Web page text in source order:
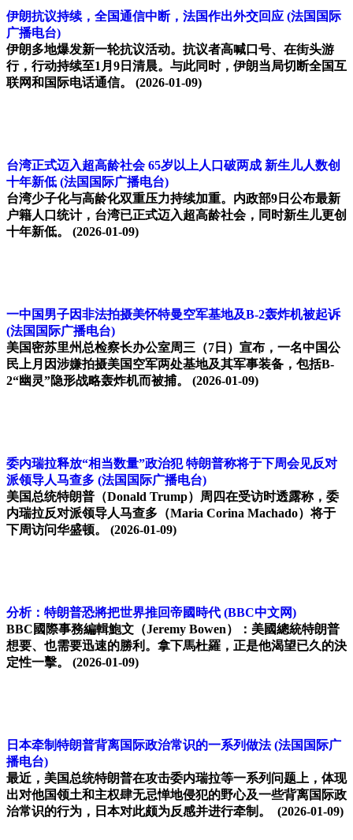
伊朗抗议持续，全国通信中断，法国作出外交回应 (法国国际
广播电台)
伊朗多地爆发新一轮抗议活动。抗议者高喊口号、在街头游
行，行动持续至1月9日清晨。与此同时，伊朗当局切断全国互
联网和国际电话通信。 (2026-01-09)
台湾正式迈入超高龄社会 65岁以上人口破两成 新生儿人数创
十年新低 (法国国际广播电台)
台湾少子化与高龄化双重压力持续加重。内政部9日公布最新
户籍人口统计，台湾已正式迈入超高龄社会，同时新生儿更创
十年新低。 (2026-01-09)
一中国男子因非法拍摄美怀特曼空军基地及B-2轰炸机被起诉
(法国国际广播电台)
美国密苏里州总检察长办公室周三（7日）宣布，一名中国公
民上月因涉嫌拍摄美国空军两处基地及其军事装备，包括B-
2“幽灵”隐形战略轰炸机而被捕。 (2026-01-09)
委内瑞拉释放“相当数量”政治犯 特朗普称将于下周会见反对
派领导人马查多 (法国国际广播电台)
美国总统特朗普（Donald Trump）周四在受访时透露称，委
内瑞拉反对派领导人马查多（Maria Corina Machado）将于
下周访问华盛顿。 (2026-01-09)
分析：特朗普恐將把世界推回帝國時代 (BBC中文网)
BBC國際事務編輯鮑文（Jeremy Bowen）：美國總統特朗普
想要、也需要迅速的勝利。拿下馬杜羅，正是他渴望已久的決
定性一擊。
(2026-01-09)
日本牵制特朗普背离国际政治常识的一系列做法 (法国国际广
播电台)
最近，美国总统特朗普在攻击委内瑞拉等一系列问题上，体现
出对他国领土和主权肆无忌惮地侵犯的野心及一些背离国际政
治常识的行为，日本对此颇为反感并进行牵制。 (2026-01-09)